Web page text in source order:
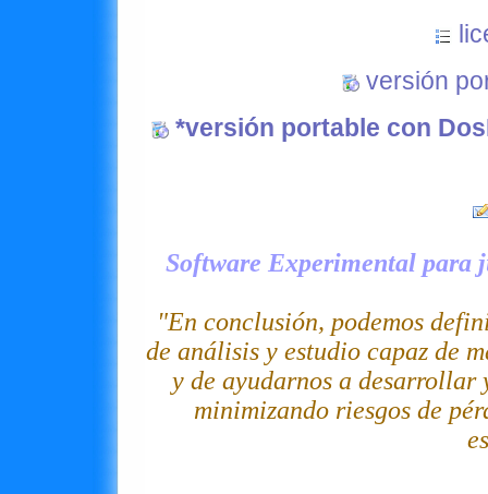
versión
*versión portable con
Software Experimental para
"En conclusión, podemos
de análisis y estudio capaz de
y de ayudarnos a desarrollar
minimizando riesgos de